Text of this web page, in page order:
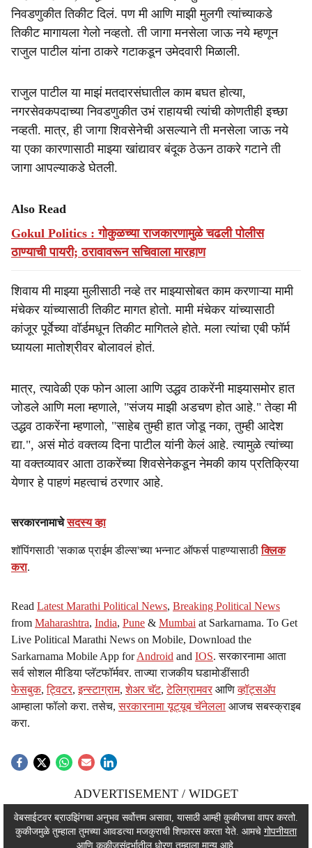
निवडणुकीत तिकीट दिलं. पण मी आणि माझी मुलगी त्यांच्याकडे
तिकीट मागायला गेलो नव्हतो. ती जागा मनसेला जाऊ नये म्हणून
राजुल पाटील यांना ठाकरे गटाकडून उमेदवारी मिळाली.
राजुल पाटील या माझं मतदारसंघातील काम बघत होत्या,
नगरसेवकपदाच्या निवडणुकीत उभं राहायची त्यांची कोणतीही इच्छा
नव्हती. मात्र, ही जागा शिवसेनेची असल्याने ती मनसेला जाऊ नये
या एका कारणासाठी माझ्या खांद्यावर बंदूक ठेऊन ठाकरे गटाने ती
जागा आपल्याकडे घेतली.
Also Read
Gokul Politics : गोकुळच्या राजकारणामुळे चढली पोलीस
ठाण्याची पायरी; ठरावावरून सचिवाला मारहाण
शिवाय मी माझ्या मुलीसाठी नव्हे तर माझ्यासोबत काम करणाऱ्या मामी
मंचेकर यांच्यासाठी तिकीट मागत होतो. मामी मंचेकर यांच्यासाठी
कांजूर पूर्वेच्या वॉर्डमधून तिकीट मागितले होते. मला त्यांचा एबी फॉर्म
घ्यायला मातोश्रीवर बोलावलं होतं.
मात्र, त्यावेळी एक फोन आला आणि उद्धव ठाकरेंनी माझ्यासमोर हात
जोडले आणि मला म्हणाले, "संजय माझी अडचण होत आहे." तेव्हा मी
उद्धव ठाकरेंना म्हणालो, "साहेब तुम्ही हात जोडू नका, तुम्ही आदेश
द्या.", असं मोठं वक्तव्य दिना पाटील यांनी केलं आहे. त्यामुळे त्यांच्या
या वक्तव्यावर आता ठाकरेंच्या शिवसेनेकडून नेमकी काय प्रतिक्रिया
येणार हे पाहणं महत्वाचं ठरणार आहे.
सरकारनामाचेसदस्य व्हा
शॉपिंगसाठी 'सकाळ प्राईम डील्स'च्या भन्नाट ऑफर्स पाहण्यासाठीक्लिक
करा.
Read Latest Marathi Political News, Breaking Political News
from Maharashtra, India, Pune & Mumbai at Sarkarnama. To Get
Live Political Marathi News on Mobile, Download the
Sarkarnama Mobile App forAndroid and IOS. सरकारनामा आता
सर्व सोशल मीडिया प्लॅटफॉर्मवर. ताज्या राजकीय घडामोडींसाठी
फेसबुक,ट्विटर,इन्स्टाग्राम,शेअर चॅट,टेलिग्रामवर आणिव्हॉट्सॲप
आम्हाला फॉलो करा. तसेच,सरकारनामा यूट्यूब चॅनेलला आजच सबस्क्राइब
करा.
ADVERTISEMENT / WIDGET
ADVERTISEMENT / WIDGET
ADVERTISEMENT / WIDGET
वेबसाईटवर ब्राउझिंगचा अनुभव सर्वोत्तम असावा, यासाठी आम्ही कुकीजचा वापर करतो.
कुकीजमुळे तुम्हाला तुमच्या आवडत्या मजकुराची शिफारस करता येते. आमचे गोपनीयता
आणि कुकीजसंदर्भातील धोरण तुम्हाला मान्य आहे.